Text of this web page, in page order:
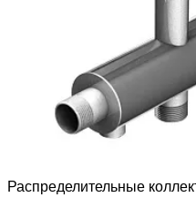
Распределительные